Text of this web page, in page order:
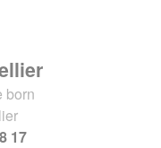
born
17